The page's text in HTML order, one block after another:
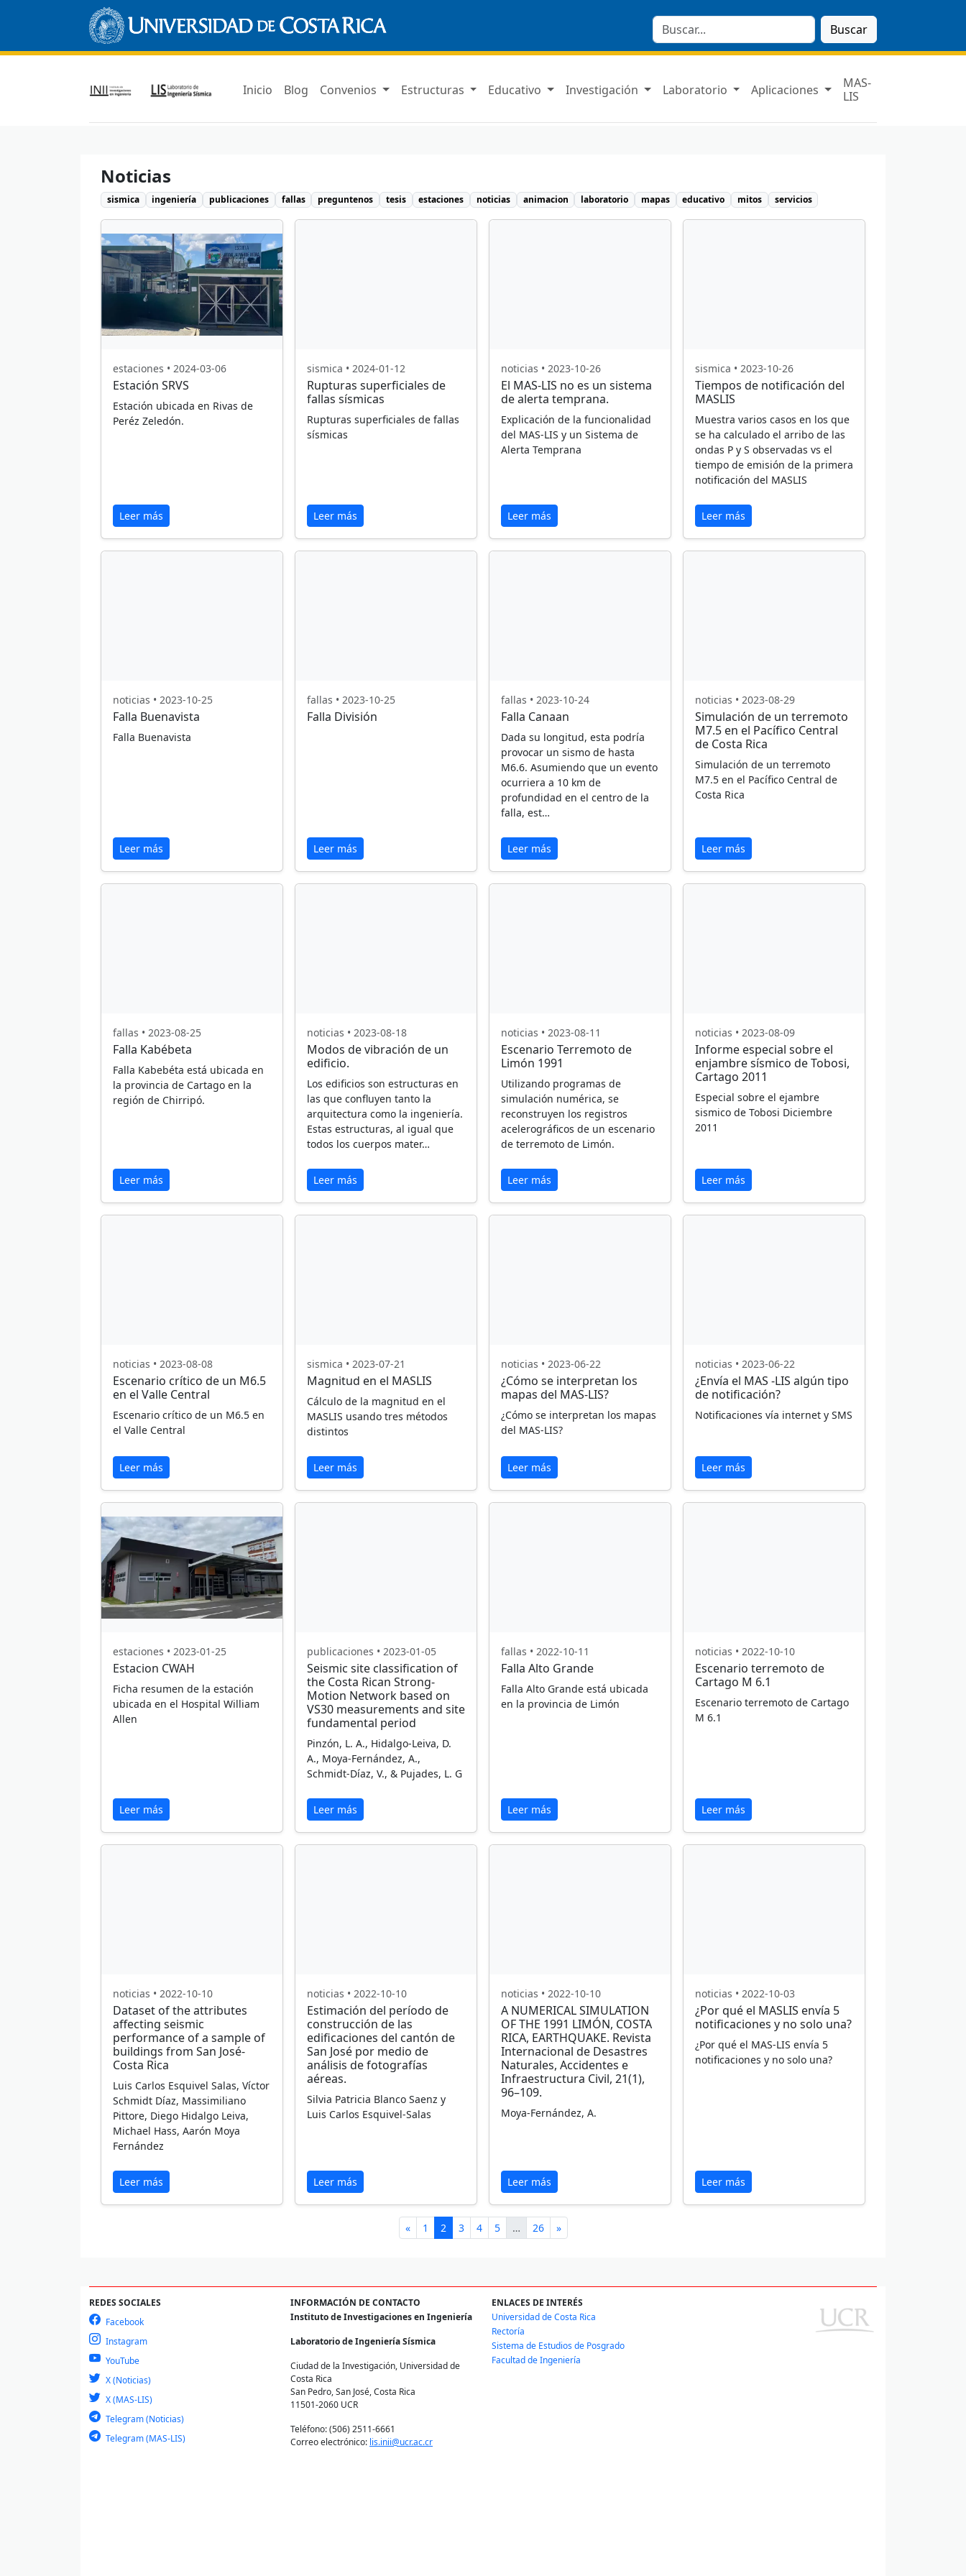
Buscar
Inicio Blog Convenios Estructuras Educativo Investigación Laboratorio Aplicaciones
MAS-
LIS
Noticias
sismica ingeniería publicaciones fallas preguntenos tesis estaciones noticias animacion laboratorio mapas educativo mitos servicios
estaciones • 2024-03-06
Estación SRVS
Estación ubicada en Rivas de
Peréz Zeledón.
Leer más
sismica • 2024-01-12
Rupturas superficiales de
fallas sísmicas
Rupturas superficiales de fallas
sísmicas
Leer más
noticias • 2023-10-26
El MAS-LIS no es un sistema
de alerta temprana.
Explicación de la funcionalidad
del MAS-LIS y un Sistema de
Alerta Temprana
Leer más
sismica • 2023-10-26
Tiempos de notificación del
MASLIS
Muestra varios casos en los que
se ha calculado el arribo de las
ondas P y S observadas vs el
tiempo de emisión de la primera
notificación del MASLIS
Leer más
noticias • 2023-10-25
Falla Buenavista
Falla Buenavista
Leer más
fallas • 2023-10-25
Falla División
Leer más
fallas • 2023-10-24
Falla Canaan
Dada su longitud, esta podría
provocar un sismo de hasta
M6.6. Asumiendo que un evento
ocurriera a 10 km de
profundidad en el centro de la
falla, est…
Leer más
noticias • 2023-08-29
Simulación de un terremoto
M7.5 en el Pacífico Central
de Costa Rica
Simulación de un terremoto
M7.5 en el Pacífico Central de
Costa Rica
Leer más
fallas • 2023-08-25
Falla Kabébeta
Falla Kabebéta está ubicada en
la provincia de Cartago en la
región de Chirripó.
Leer más
noticias • 2023-08-18
Modos de vibración de un
edificio.
Los edificios son estructuras en
las que confluyen tanto la
arquitectura como la ingeniería.
Estas estructuras, al igual que
todos los cuerpos mater…
Leer más
noticias • 2023-08-11
Escenario Terremoto de
Limón 1991
Utilizando programas de
simulación numérica, se
reconstruyen los registros
acelerográficos de un escenario
de terremoto de Limón.
Leer más
noticias • 2023-08-09
Informe especial sobre el
enjambre sísmico de Tobosi,
Cartago 2011
Especial sobre el ejambre
sismico de Tobosi Diciembre
2011
Leer más
noticias • 2023-08-08
Escenario crítico de un M6.5
en el Valle Central
Escenario crítico de un M6.5 en
el Valle Central
Leer más
sismica • 2023-07-21
Magnitud en el MASLIS
Cálculo de la magnitud en el
MASLIS usando tres métodos
distintos
Leer más
noticias • 2023-06-22
¿Cómo se interpretan los
mapas del MAS-LIS?
¿Cómo se interpretan los mapas
del MAS-LIS?
Leer más
noticias • 2023-06-22
¿Envía el MAS -LIS algún tipo
de notificación?
Notificaciones vía internet y SMS
Leer más
estaciones • 2023-01-25
Estacion CWAH
Ficha resumen de la estación
ubicada en el Hospital William
Allen
Leer más
publicaciones • 2023-01-05
Seismic site classification of
the Costa Rican Strong-
Motion Network based on
VS30 measurements and site
fundamental period
Pinzón, L. A., Hidalgo-Leiva, D.
A., Moya-Fernández, A.,
Schmidt-Díaz, V., & Pujades, L. G
Leer más
fallas • 2022-10-11
Falla Alto Grande
Falla Alto Grande está ubicada
en la provincia de Limón
Leer más
noticias • 2022-10-10
Escenario terremoto de
Cartago M 6.1
Escenario terremoto de Cartago
M 6.1
Leer más
noticias • 2022-10-10
Dataset of the attributes
affecting seismic
performance of a sample of
buildings from San José-
Costa Rica
Luis Carlos Esquivel Salas, Víctor
Schmidt Díaz, Massimiliano
Pittore, Diego Hidalgo Leiva,
Michael Hass, Aarón Moya
Fernández
Leer más
noticias • 2022-10-10
Estimación del período de
construcción de las
edificaciones del cantón de
San José por medio de
análisis de fotografías
aéreas.
Silvia Patricia Blanco Saenz y
Luis Carlos Esquivel-Salas
Leer más
noticias • 2022-10-10
A NUMERICAL SIMULATION
OF THE 1991 LIMÓN, COSTA
RICA, EARTHQUAKE. Revista
Internacional de Desastres
Naturales, Accidentes e
Infraestructura Civil, 21(1),
96–109.
Moya‐Fernández, A.
Leer más
noticias • 2022-10-03
¿Por qué el MASLIS envía 5
notificaciones y no solo una?
¿Por qué el MAS-LIS envía 5
notificaciones y no solo una?
Leer más
« 1 2 3 4 5 … 26 »
REDES SOCIALES
Facebook
Instagram
YouTube
X (Noticias)
X (MAS-LIS)
Telegram (Noticias)
Telegram (MAS-LIS)
INFORMACIÓN DE CONTACTO
Instituto de Investigaciones en Ingeniería
Laboratorio de Ingeniería Sísmica
Ciudad de la Investigación, Universidad de
Costa Rica
San Pedro, San José, Costa Rica
11501-2060 UCR
Teléfono: (506) 2511-6661
Correo electrónico: lis.inii@ucr.ac.cr
ENLACES DE INTERÉS
Universidad de Costa Rica
Rectoría
Sistema de Estudios de Posgrado
Facultad de Ingeniería